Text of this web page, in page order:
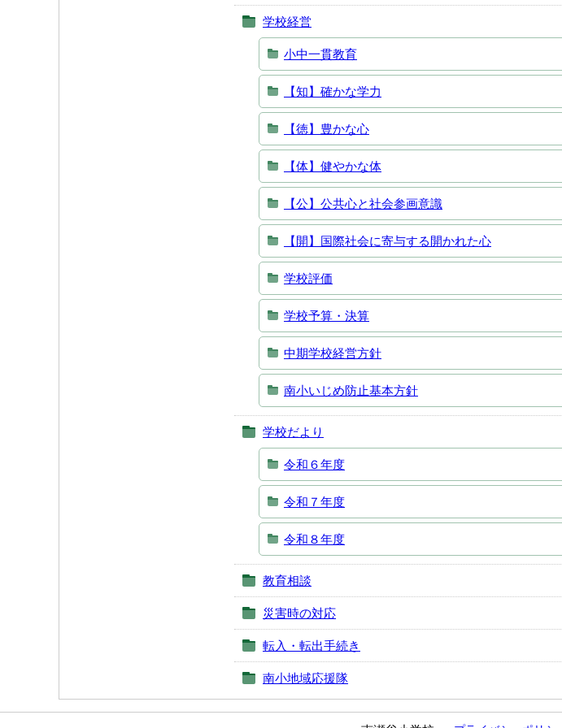
学校経営
小中一貫教育
【知】確かな学力
【徳】豊かな心
【体】健やかな体
【公】公共心と社会参画意識
【開】国際社会に寄与する開かれた心
学校評価
学校予算・決算
中期学校経営方針
南小いじめ防止基本方針
学校だより
令和６年度
令和７年度
令和８年度
教育相談
災害時の対応
転入・転出手続き
南小地域応援隊